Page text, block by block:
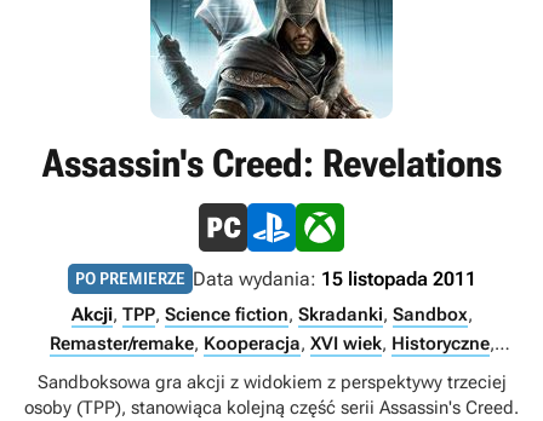
Assassin's Creed: Revelations
PO PREMIERZE Data wydania: 15 listopada 2011
Akcji, TPP, Science fiction, Skradanki, Sandbox,
Remaster/remake, Kooperacja, XVI wiek, Historyczne,
Przygodowe gry akcji
Xbox Game Pass Ultimate
Multiplayer ,Singleplayer ,Internet
Sandboksowa gra akcji z widokiem z perspektywy trzeciej
osoby (TPP), stanowiąca kolejną część serii Assassin's Creed.